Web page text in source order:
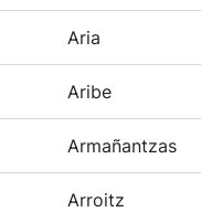
Aria
Aribe
Armañantzas
Arroitz